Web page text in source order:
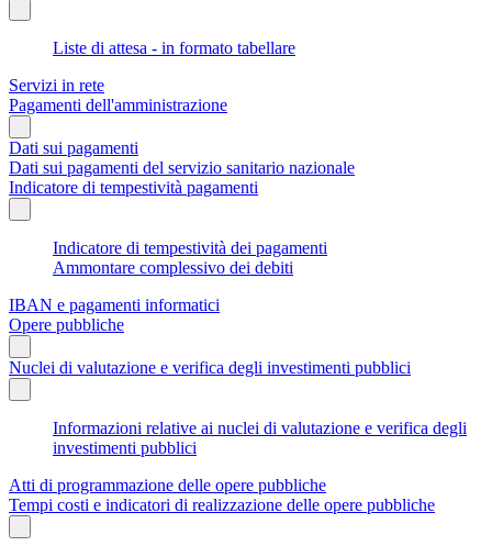
Liste di attesa - in formato tabellare
Servizi in rete
Pagamenti dell'amministrazione
Dati sui pagamenti
Dati sui pagamenti del servizio sanitario nazionale
Indicatore di tempestività pagamenti
Indicatore di tempestività dei pagamenti
Ammontare complessivo dei debiti
IBAN e pagamenti informatici
Opere pubbliche
Nuclei di valutazione e verifica degli investimenti pubblici
Informazioni relative ai nuclei di valutazione e verifica degli
investimenti pubblici
Atti di programmazione delle opere pubbliche
Tempi costi e indicatori di realizzazione delle opere pubbliche